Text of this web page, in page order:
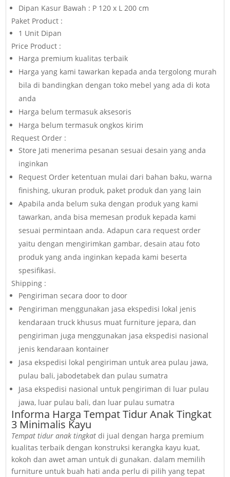
Dipan Kasur Bawah : P 120 x L 200 cm
Paket Product :
1 Unit Dipan
Price Product :
Harga premium kualitas terbaik
Harga yang kami tawarkan kepada anda tergolong murah
bila di bandingkan dengan toko mebel yang ada di kota
anda
Harga belum termasuk aksesoris
Harga belum termasuk ongkos kirim
Request Order :
Store Jati menerima pesanan sesuai desain yang anda
inginkan
Request Order ketentuan mulai dari bahan baku, warna
finishing, ukuran produk, paket produk dan yang lain
Apabila anda belum suka dengan produk yang kami
tawarkan, anda bisa memesan produk kepada kami
sesuai permintaan anda. Adapun cara request order
yaitu dengan mengirimkan gambar, desain atau foto
produk yang anda inginkan kepada kami beserta
spesifikasi.
Shipping :
Pengiriman secara door to door
Pengiriman menggunakan jasa ekspedisi lokal jenis
kendaraan truck khusus muat furniture jepara, dan
pengiriman juga menggunakan jasa ekspedisi nasional
jenis kendaraan kontainer
Jasa ekspedisi lokal pengiriman untuk area pulau jawa,
pulau bali, jabodetabek dan pulau sumatra
Jasa ekspedisi nasional untuk pengiriman di luar pulau
jawa, luar pulau bali, dan luar pulau sumatra
Informa Harga Tempat Tidur Anak Tingkat
3 Minimalis Kayu
Tempat tidur anak tingkat di jual dengan harga premium
kualitas terbaik dengan konstruksi kerangka kayu kuat,
kokoh dan awet aman untuk di gunakan. dalam memilih
furniture untuk buah hati anda perlu di pilih yang tepat